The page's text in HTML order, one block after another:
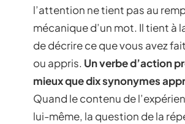
l’attention ne tient pas au
mécanique d’un mot. Il tient à
de décrire ce que vous avez
ou appris. Un verbe d’action
mieux que dix synonymes
Quand le contenu de
lui-même, la question de la